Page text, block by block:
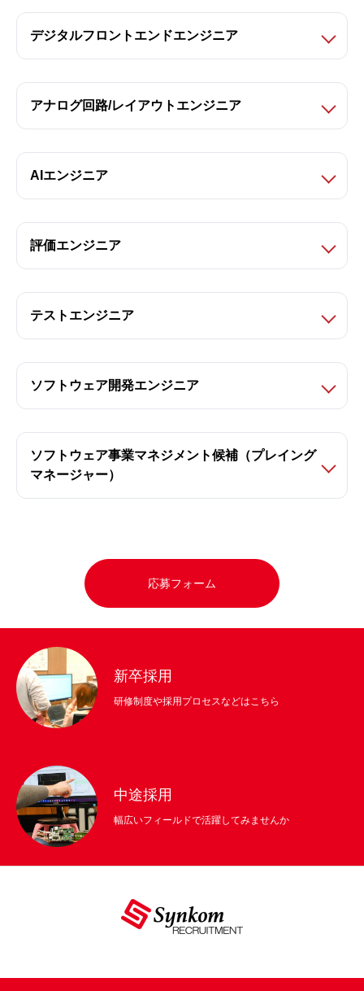
デジタルフロントエンドエンジニア
アナログ回路/レイアウトエンジニア
AIエンジニア
評価エンジニア
テストエンジニア
ソフトウェア開発エンジニア
ソフトウェア事業マネジメント候補（プレイング
マネージャー）
応募フォーム
新卒採用
研修制度や採用プロセスなどはこちら
中途採用
幅広いフィールドで活躍してみませんか